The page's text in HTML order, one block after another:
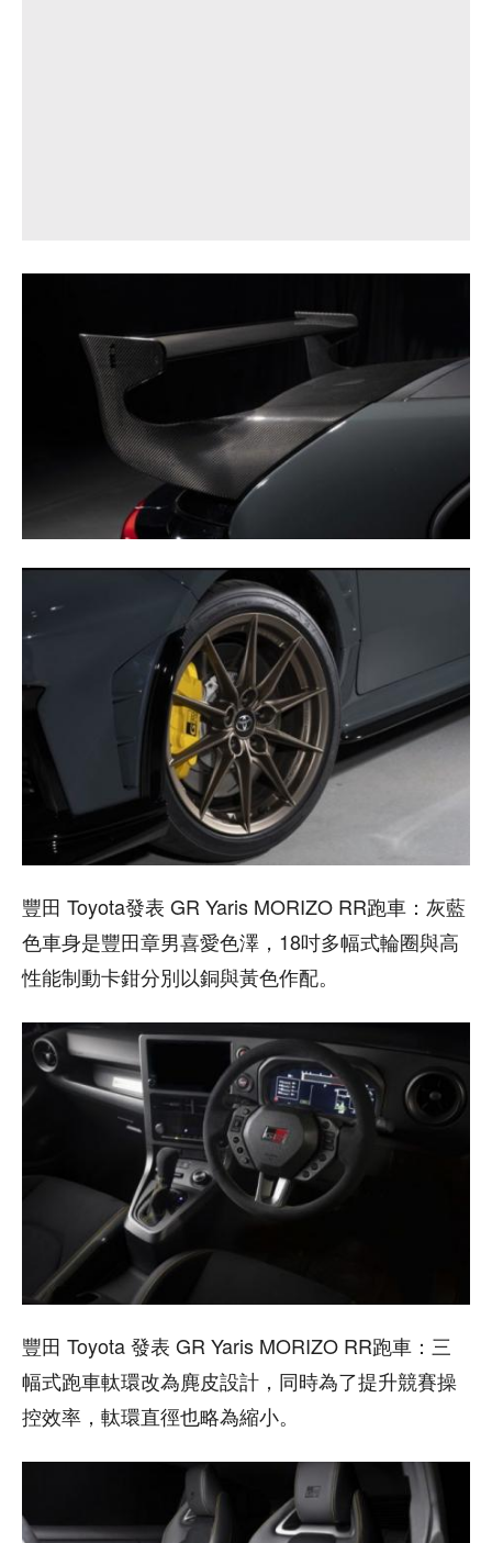
豐田 Toyota發表 GR Yaris MORIZO RR跑車：灰藍
色車身是豐田章男喜愛色澤，18吋多幅式輪圈與高
性能制動卡鉗分別以銅與黃色作配。
豐田 Toyota 發表 GR Yaris MORIZO RR跑車：三
幅式跑車軚環改為麂皮設計，同時為了提升競賽操
控效率，軚環直徑也略為縮小。